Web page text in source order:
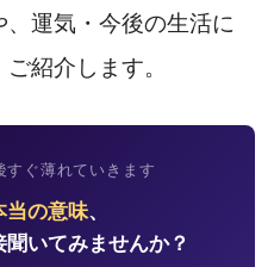
運気・今後の生活に
紹介します。
すぐ薄れていきます
当の意味、
いてみませんか？